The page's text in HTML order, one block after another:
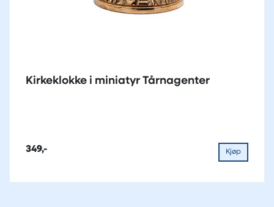
Kirkeklokke i miniatyr Tårnagenter
349,- Kjøp